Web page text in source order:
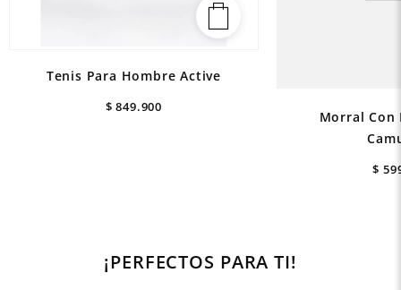
Tenis Para Hombre Active
$ 849.900
Morral Con
$
¡PERFECTOS PARA TI!